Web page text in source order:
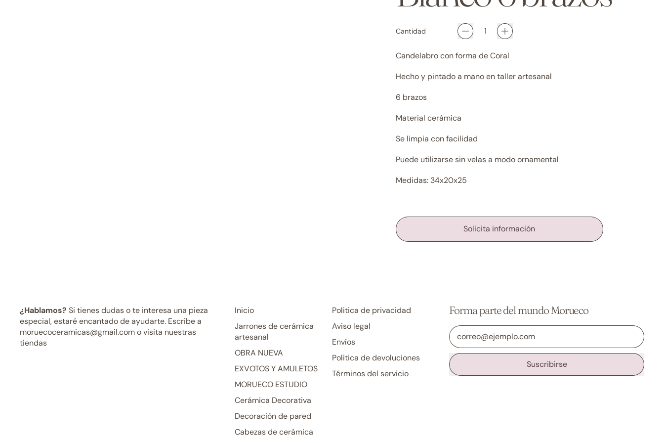
Cantidad
Candelabro con forma de Coral
Hecho y pintado a mano en taller artesanal
6 brazos
Material cerámica
Se limpia con facilidad
Puede utilizarse sin velas a modo ornamental
Medidas: 34x20x25
Solicita información
¿Hablamos? Si tienes dudas o te interesa una pieza
especial, estaré encantado de ayudarte. Escribe a
moruecoceramicas@gmail.com o visita nuestras
tiendas
Inicio
Jarrones de cerámica
artesanal
OBRA NUEVA
EXVOTOS Y AMULETOS
MORUECO ESTUDIO
Cerámica Decorativa
Decoración de pared
Cabezas de cerámica
Politica de privacidad
Aviso legal
Envíos
Politica de devoluciones
Términos del servicio
Forma parte del mundo Morueco
Dirección de correo electrónico
Suscribirse